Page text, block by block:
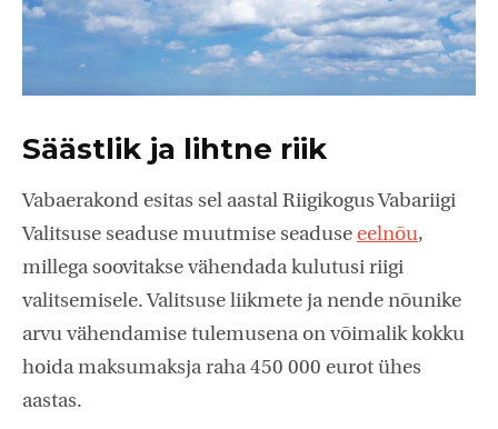
Säästlik ja lihtne riik
Vabaerakond esitas sel aastal Riigikogus Vabariigi
Valitsuse seaduse muutmise seaduse eelnõu,
millega soovitakse vähendada kulutusi riigi
valitsemisele. Valitsuse liikmete ja nende nõunike
arvu vähendamise tulemusena on võimalik kokku
hoida maksumaksja raha 450 000 eurot ühes
aastas.